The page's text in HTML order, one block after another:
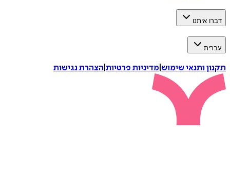
דברו איתנו
עברית
תקנון ותנאי שימוש מדיניות פרטיות הצהרת נגישות